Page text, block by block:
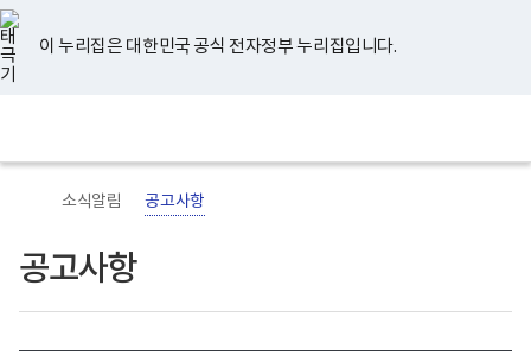
너
비
767px
이
하
이 누리집은 대한민국 공식 전자정부 누리집입니다.
지
검
메
홈
소식알림 공고사항
공고사항
유
튜
브
페
이
스
북
인
스
타
그
램
블
로
그